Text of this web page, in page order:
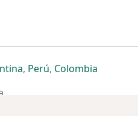
pestaña
nueva pestaña
en una nueva pestaña
se abre en una nueva
, Perúse abre en una
, Colombiase abre